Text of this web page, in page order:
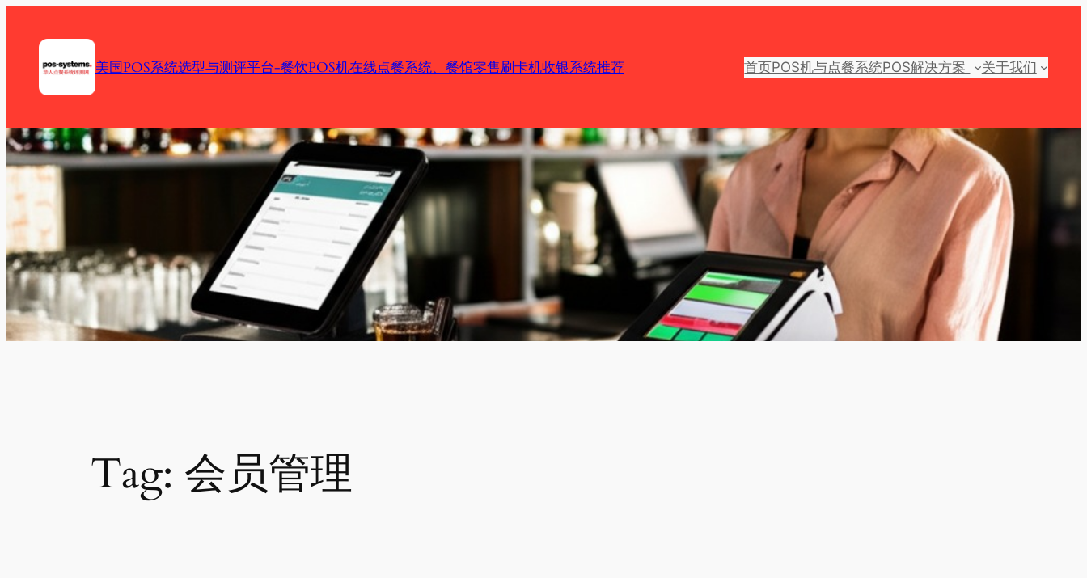
content
美国POS系统选型与测评平台-餐饮POS机在线点餐系统、餐馆零售刷卡机收银系统推荐 首页POS机与点餐系统POS解决方案 关于我们
Tag: 会员管理